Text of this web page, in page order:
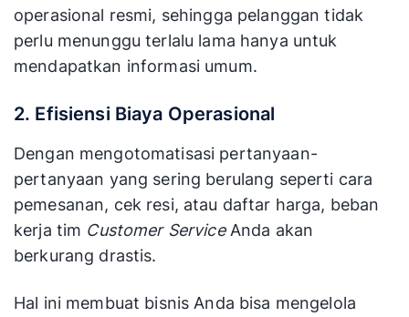
operasional resmi, sehingga pelanggan tidak
perlu menunggu terlalu lama hanya untuk
mendapatkan informasi umum.
2. Efisiensi Biaya Operasional
Dengan mengotomatisasi pertanyaan-
pertanyaan yang sering berulang seperti cara
pemesanan, cek resi, atau daftar harga, beban
kerja tim Customer ServiceAnda akan
berkurang drastis.
Hal ini membuat bisnis Anda bisa mengelola